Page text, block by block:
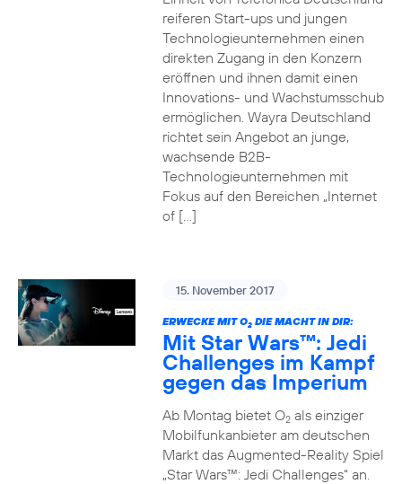
reiferen Start-ups und jungen
Technologieunternehmen einen
direkten Zugang in den Konzern
eröffnen und ihnen damit einen
Innovations- und Wachstumsschub
ermöglichen. Wayra Deutschland
richtet sein Angebot an junge,
wachsende B2B-
Technologieunternehmen mit
Fokus auf den Bereichen „Internet
of […]
15. November 2017
ERWECKE MIT O2DIE MACHT IN DIR:
Mit Star Wars™: Jedi
Challenges im Kampf
gegen das Imperium
Ab Montag bietet O2als einziger
Mobilfunkanbieter am deutschen
Markt das Augmented-Reality Spiel
„Star Wars™: Jedi Challenges“ an.